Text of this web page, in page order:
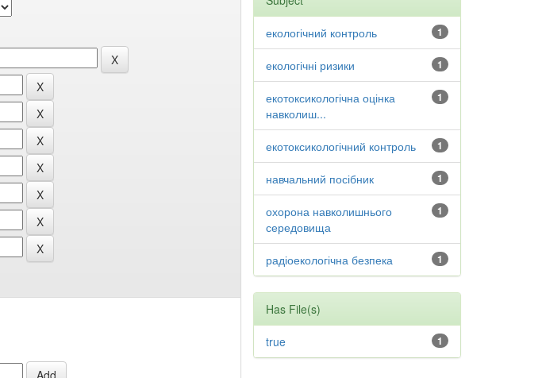
1
екологічний контроль
1
екологічні ризики
1
екотоксикологічна оцінка
навколиш...
1
екотоксикологічний контроль
1
навчальний посібник
1
охорона навколишнього
середовища
1
радіоекологічна безпека
Has File(s)
1
true